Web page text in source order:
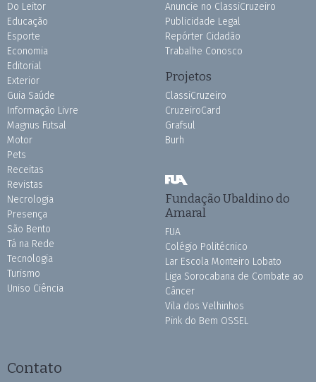
Do Leitor
Educação
Esporte
Economia
Editorial
Exterior
Guia Saúde
Informação Livre
Magnus Futsal
Motor
Pets
Receitas
Revistas
Necrologia
Presença
São Bento
Tá na Rede
Tecnologia
Turismo
Uniso Ciência
Anuncie no ClassiCruzeiro
Publicidade Legal
Repórter Cidadão
Trabalhe Conosco
Projetos
ClassiCruzeiro
CruzeiroCard
Grafsul
Burh
Fundação Ubaldino do
Amaral
FUA
Colégio Politécnico
Lar Escola Monteiro Lobato
Liga Sorocabana de Combate ao
Câncer
Vila dos Velhinhos
Pink do Bem OSSEL
Contato